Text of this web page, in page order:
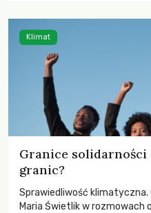
kryzysami i ubóstwem?
Granice solidarności
granic?
Sprawiedliwość klimatyczna.
Maria Świetlik w rozmowach
Klimat